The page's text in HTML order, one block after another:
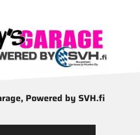
Powered by SVH.fi